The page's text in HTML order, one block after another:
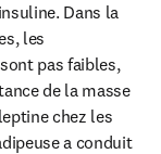
Dans la
les
pas faibles,
de la masse
chez les
a conduit